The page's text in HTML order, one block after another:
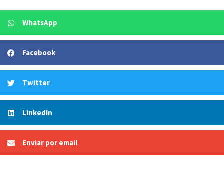
WhatsApp
Facebook
Twitter
LinkedIn
Enviar por email